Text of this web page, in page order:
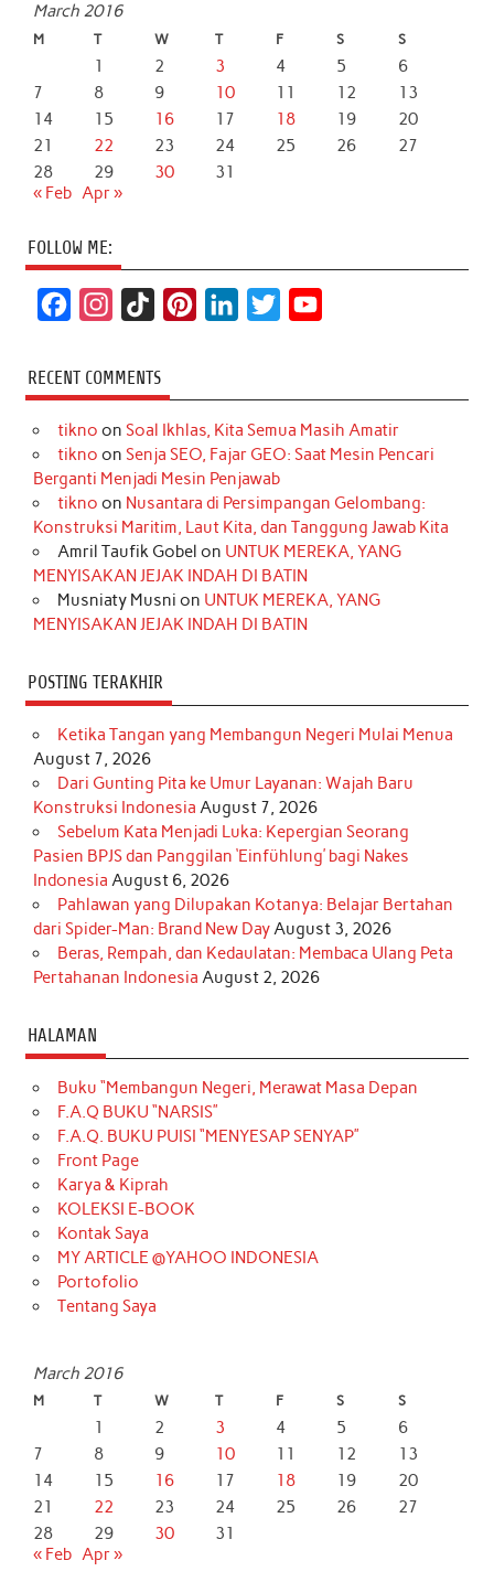
March 2016
M T W T F S S
1 2 3 4 5
6
7
8 9 10 11 12
13
14
15 16 17 18 19
20
21
22 23 24 25 26
27
28
29 30
31
« Feb Apr »
FOLLOW ME:
c
e
b
o
k
s
t
a
r
a
m
k
T
o
k
t
e
r
e
s
t
k
e
d
I
n
t
t
r
T
u
e
RECENT COMMENTS
tikno on Soal Ikhlas, Kita Semua Masih Amatir
tikno on Senja SEO, Fajar GEO: Saat Mesin Pencari
Berganti Menjadi Mesin Penjawab
tikno on Nusantara di Persimpangan Gelombang:
Konstruksi Maritim, Laut Kita, dan Tanggung Jawab Kita
Amril Taufik Gobel on UNTUK MEREKA, YANG
MENYISAKAN JEJAK INDAH DI BATIN
Musniaty Musni on UNTUK MEREKA, YANG
MENYISAKAN JEJAK INDAH DI BATIN
POSTING TERAKHIR
Ketika Tangan yang Membangun Negeri Mulai Menua
August 7, 2026
Dari Gunting Pita ke Umur Layanan: Wajah Baru
Konstruksi Indonesia August 7, 2026
Sebelum Kata Menjadi Luka: Kepergian Seorang
Pasien BPJS dan Panggilan ‘Einfühlung’ bagi Nakes
Indonesia August 6, 2026
Pahlawan yang Dilupakan Kotanya: Belajar Bertahan
dari Spider-Man: Brand New DayAugust 3, 2026
Beras, Rempah, dan Kedaulatan: Membaca Ulang Peta
Pertahanan Indonesia August 2, 2026
HALAMAN
Buku “Membangun Negeri, Merawat Masa Depan
F.A.Q BUKU “NARSIS”
F.A.Q. BUKU PUISI “MENYESAP SENYAP”
Front Page
Karya & Kiprah
KOLEKSI E-BOOK
Kontak Saya
MY ARTICLE @YAHOO INDONESIA
Portofolio
Tentang Saya
March 2016
M T W T F S S
1 2 3 4 5
6
7
8 9 10 11 12
13
14
15 16 17 18 19
20
21
22 23 24 25 26
27
28
29 30
31
« Feb Apr »